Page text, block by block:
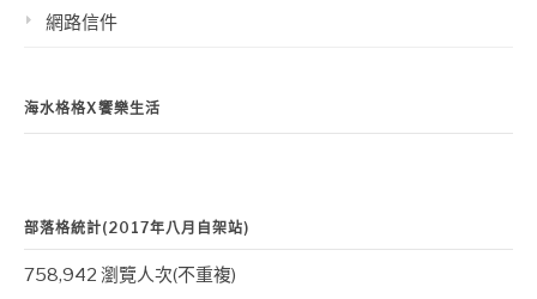
網路信件
海水格格X饗樂生活
部落格統計(2017年八月自架站)
758,942 瀏覽人次(不重複)